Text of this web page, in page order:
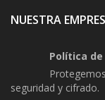
NUESTRA
Política
seguridad y cifrado.